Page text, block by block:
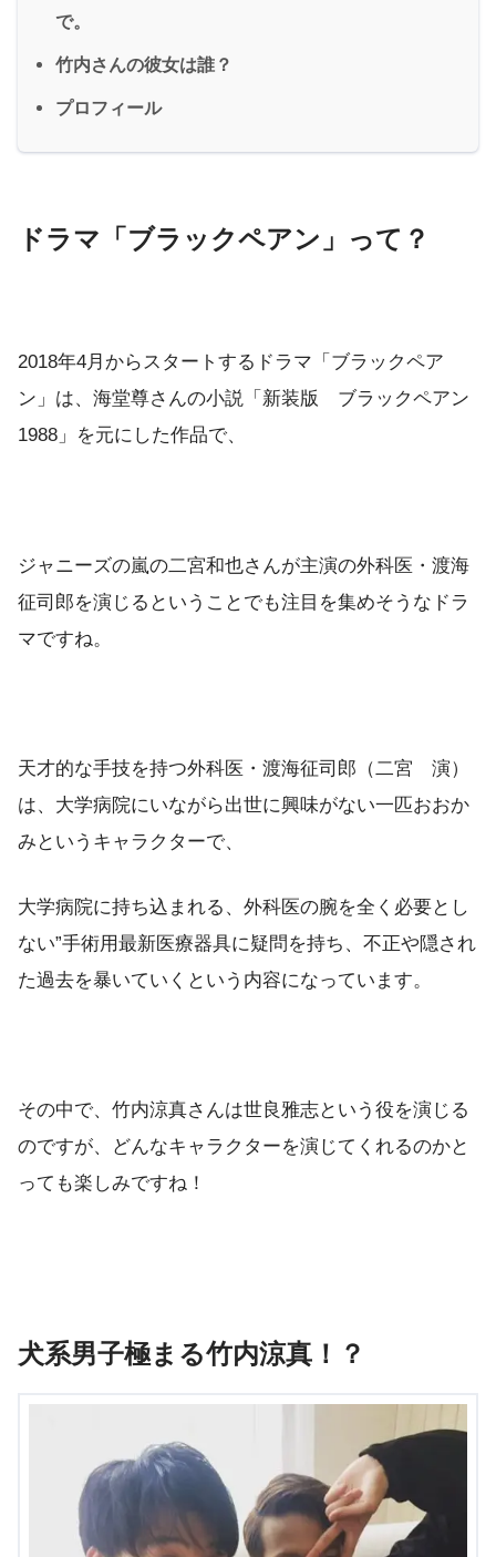
で。
竹内さんの彼女は誰？
プロフィール
ドラマ「ブラックペアン」って？
2018年4月からスタートするドラマ「ブラックペア
ン」は、海堂尊さんの小説「新装版 ブラックペアン
1988」を元にした作品で、
ジャニーズの嵐の二宮和也さんが主演の外科医・渡海
征司郎を演じるということでも注目を集めそうなドラ
マですね。
天才的な手技を持つ外科医・渡海征司郎（二宮 演）
は、大学病院にいながら出世に興味がない一匹おおか
みというキャラクターで、
大学病院に持ち込まれる、外科医の腕を全く必要とし
ない”手術用最新医療器具に疑問を持ち、不正や隠され
た過去を暴いていくという内容になっています。
その中で、竹内涼真さんは世良雅志という役を演じる
のですが、どんなキャラクターを演じてくれるのかと
っても楽しみですね！
犬系男子極まる竹内涼真！？